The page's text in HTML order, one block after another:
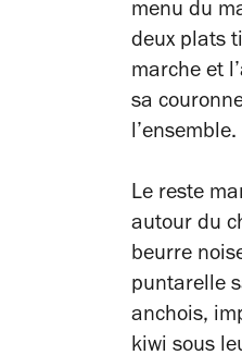
menu du
deux plats
marche et
sa
l’ensemble.
Le reste
autour du
beurre
puntarelle
anchois,
kiwi sous